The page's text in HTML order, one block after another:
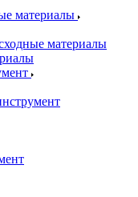
материалы
материалы